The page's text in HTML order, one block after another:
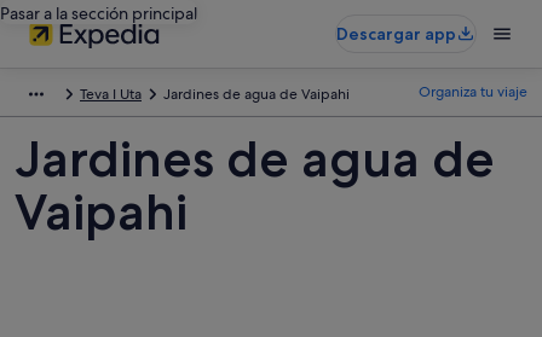
Pasar a la sección principal
Descargar app
Teva I Uta Jardines de agua de Vaipahi Organiza tu viaje
Jardines de agua de
Vaipahi